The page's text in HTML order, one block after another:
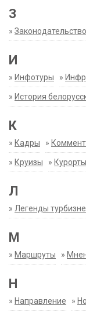
З
» Законодательство
И
» Инфотуры »
» История
К
» Кадры »
» Круизы » Курорты
Л
» Легенды
М
» Маршруты »
Н
» Направление »